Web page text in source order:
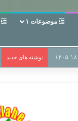
موضوعات ۱
نوشته های جدید